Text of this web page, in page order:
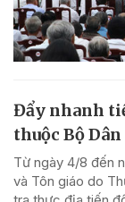
Đẩy nhanh
thuộc Bộ
Từ ngày 4/8 đến
và Tôn giáo do